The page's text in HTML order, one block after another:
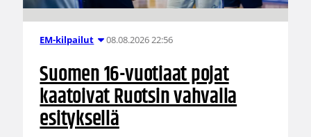
EM-kilpailut 08.08.2026 22:56
Suomen 16-vuotiaat pojat
kaatoivat Ruotsin vahvalla
esityksellä